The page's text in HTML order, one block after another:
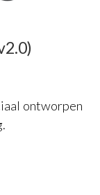
ontworpen